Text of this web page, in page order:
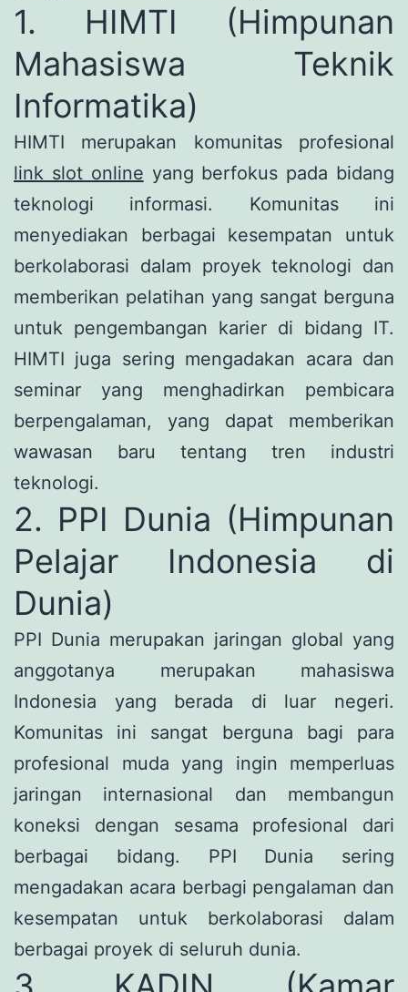
1. HIMTI (Himpunan
Mahasiswa Teknik
Informatika)
HIMTI merupakan komunitas profesional
link slot online yang berfokus pada bidang
teknologi informasi. Komunitas ini
menyediakan berbagai kesempatan untuk
berkolaborasi dalam proyek teknologi dan
memberikan pelatihan yang sangat berguna
untuk pengembangan karier di bidang IT.
HIMTI juga sering mengadakan acara dan
seminar yang menghadirkan pembicara
berpengalaman, yang dapat memberikan
wawasan baru tentang tren industri
teknologi.
2. PPI Dunia (Himpunan
Pelajar Indonesia di
Dunia)
PPI Dunia merupakan jaringan global yang
anggotanya merupakan mahasiswa
Indonesia yang berada di luar negeri.
Komunitas ini sangat berguna bagi para
profesional muda yang ingin memperluas
jaringan internasional dan membangun
koneksi dengan sesama profesional dari
berbagai bidang. PPI Dunia sering
mengadakan acara berbagi pengalaman dan
kesempatan untuk berkolaborasi dalam
berbagai proyek di seluruh dunia.